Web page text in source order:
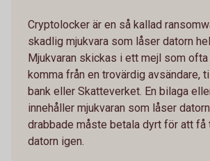
Cryptolocker är en så kallad
skadlig mjukvara som låser datorn
Mjukvaran skickas i ett mejl som
komma från en trovärdig avsändare,
bank eller Skatteverket. En bilaga
innehåller mjukvaran som låser
drabbade måste betala dyrt för att få
datorn igen.